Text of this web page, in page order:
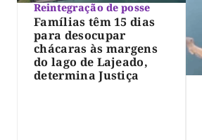
Reintegração de posse
Famílias têm 15 dias
para desocupar
chácaras às margens
do lago de Lajeado,
determina Justiça